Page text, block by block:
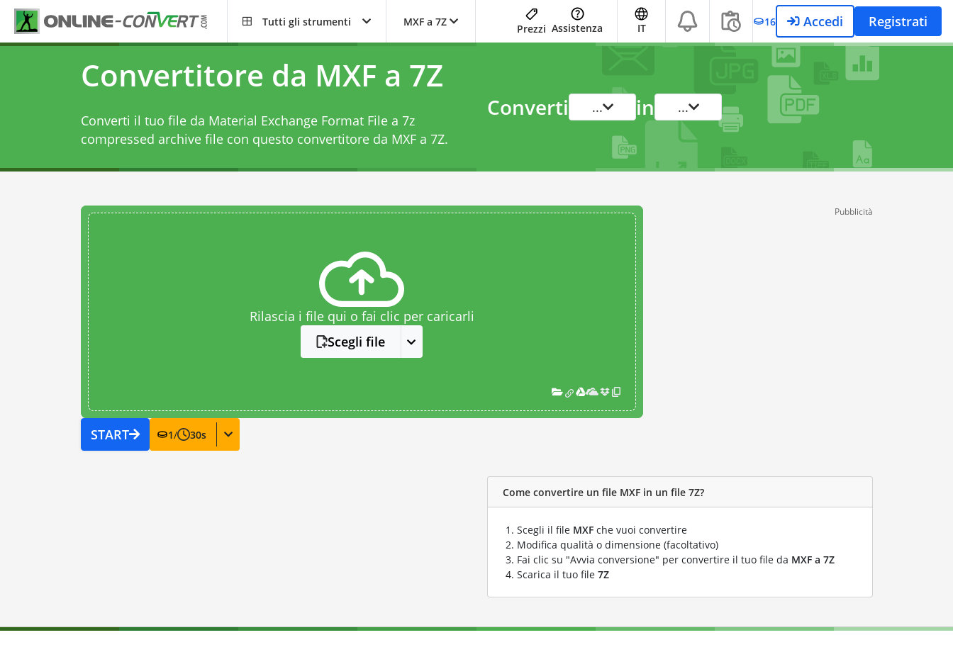
Tutti gli strumenti MXF a 7Z
Prezzi Assistenza IT 16 Accedi Registrati
Convertitore da MXF a 7Z
Converti il tuo file da Material Exchange Format File a 7z
compressed archive file con questo convertitore da MXF a 7Z.
Converti ... in ...
Rilascia i file qui o fai clic per caricarli
Scegli file
START 1/ 30s
Pubblicità
Come convertire un file MXF in un file 7Z?
Scegli il file MXF che vuoi convertire
Modifica qualità o dimensione (facoltativo)
Fai clic su "Avvia conversione" per convertire il tuo file da MXF a 7Z
Scarica il tuo file 7Z